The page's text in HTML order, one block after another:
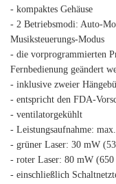
- kompaktes Gehäuse
- 2 Betriebsmodi: Auto-
Musiksteuerungs-Modus
- die vorprogrammierten
Fernbedienung geändert
- inklusive zweier
- entspricht den FDA-
- ventilatorgekühlt
- Leistungsaufnahme:
- grüner Laser: 30 mW
- roter Laser: 80 mW
- einschließlich